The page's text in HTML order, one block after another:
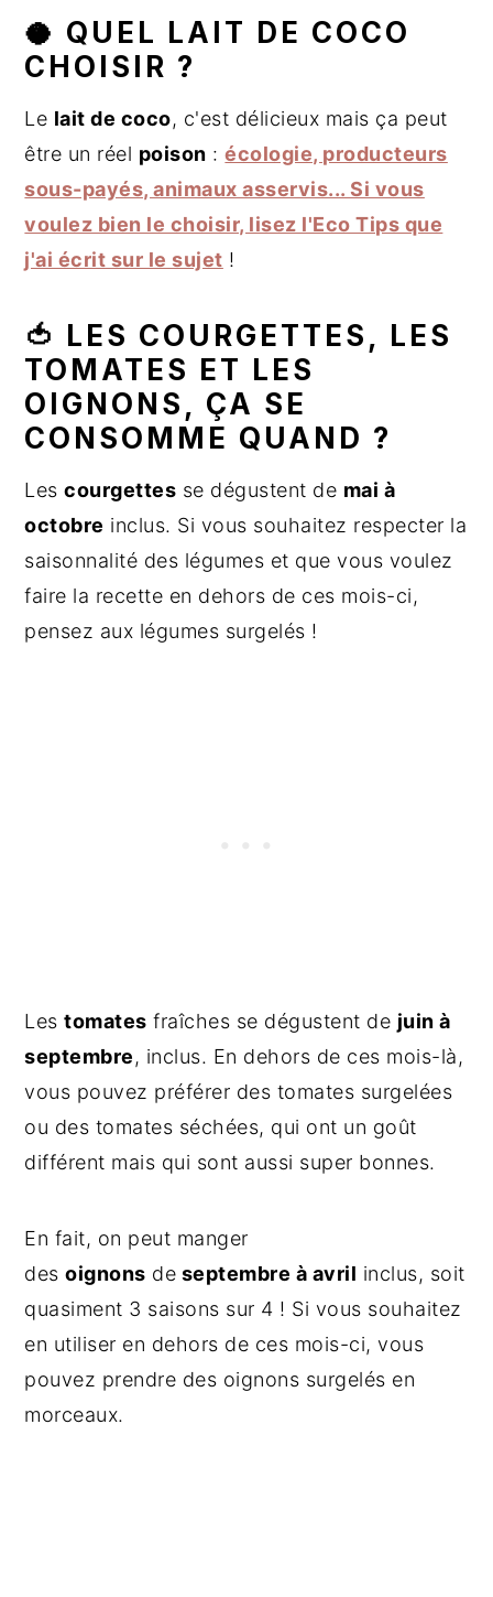
🥥 QUEL LAIT DE COCO
CHOISIR ?
Le lait de coco, c'est délicieux mais ça peut
être un réel poison :écologie, producteurs
sous-payés, animaux asservis... Si vous
voulez bien le choisir, lisez l'Eco Tips que
j'ai écrit sur le sujet !
🍅 LES COURGETTES, LES
TOMATES ET LES
OIGNONS, ÇA SE
CONSOMME QUAND ?
Lescourgettes se dégustent de mai à
octobre inclus. Si vous souhaitez respecter la
saisonnalité des légumes et que vous voulez
faire la recette en dehors de ces mois-ci,
pensez aux légumes surgelés !
Lestomates fraîches se dégustent de juin à
septembre, inclus. En dehors de ces mois-là,
vous pouvez préférer des tomates surgelées
ou des tomates séchées, qui ont un goût
différent mais qui sont aussi super bonnes.
En fait, on peut manger
desoignons de septembre à avril inclus, soit
quasiment 3 saisons sur 4 ! Si vous souhaitez
en utiliser en dehors de ces mois-ci, vous
pouvez prendre des oignons surgelés en
morceaux.